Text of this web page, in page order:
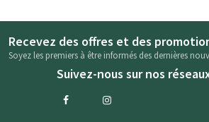
Recevez des offres et des
Soyez les premiers à être informés des dernières
Suivez-nous sur nos